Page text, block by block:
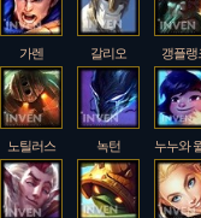
가렌 갈리오 갱플랭
노틸러스 녹턴 누누와